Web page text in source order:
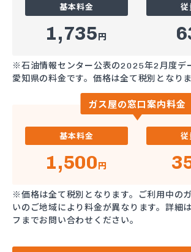
基本料金
1,735円
※石油情報センター公表の2025年2月度デ
愛知県の料金です。価格は全て税別となりま
ガス屋の窓口案内料金
基本料金
1,500円
※価格は全て税別となります。ご利用中の
いのご地域により料金が異なります。詳細
フまでお問い合わせください。